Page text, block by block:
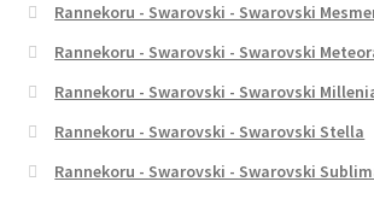
Rannekoru - Swarovski - Swarovski
Rannekoru - Swarovski - Swarovski
Rannekoru - Swarovski - Swarovski
Rannekoru - Swarovski - Swarovski Stella
Rannekoru - Swarovski - Swarovski